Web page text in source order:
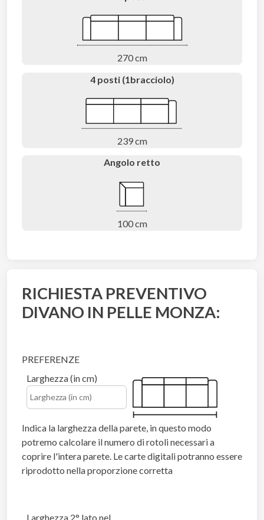
270 cm
4 posti (1bracciolo)
239 cm
Angolo retto
100 cm
RICHIESTA PREVENTIVO
DIVANO IN PELLE MONZA:
PREFERENZE
Larghezza (in cm)
Indica la larghezza della parete, in questo modo
potremo calcolare il numero di rotoli necessari a
coprire l'intera parete. Le carte digitali potranno essere
riprodotto nella proporzione corretta
Larghezza 2° lato nel